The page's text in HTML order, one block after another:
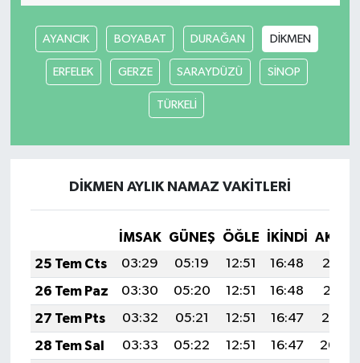
AYANCIK BOYABAT DURAĞAN DİKMEN
ERFELEK GERZE SARAYDÜZÜ SİNOP
TÜRKELİ
DİKMEN AYLIK NAMAZ VAKITLERI
İMSAK GÜNEŞ ÖĞLE İKINDI
25 Tem Cts
03:29 05:19 12:51 16:48
20:12
26 Tem Paz
03:30 05:20 12:51 16:48
20:11
27 Tem Pts
03:32 05:21 12:51 16:47
20:10
28 Tem Sal
03:33 05:22 12:51 16:47
20:09